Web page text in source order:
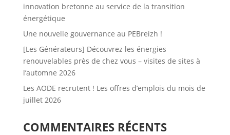
innovation bretonne au service de la transition
énergétique
Une nouvelle gouvernance au PEBreizh !
[Les Générateurs] Découvrez les énergies
renouvelables près de chez vous – visites de sites à
l’automne 2026
Les AODE recrutent ! Les offres d’emplois du mois de
juillet 2026
COMMENTAIRES RÉCENTS